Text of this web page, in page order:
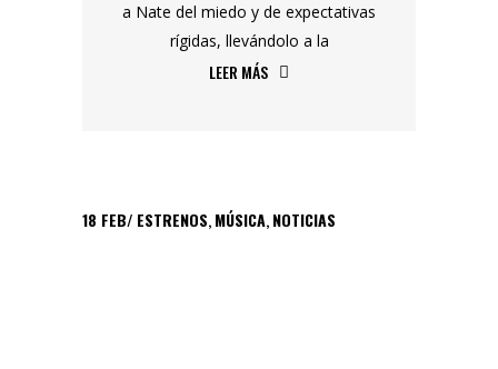
a Nate del miedo y de expectativas
rígidas, llevándolo a la
LEER MÁS
18 FEB ESTRENOS,MÚSICA,NOTICIAS